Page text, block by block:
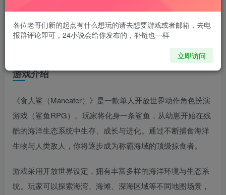
《食人鲨》Maneater 免安装中文学习版
游戏介绍
《食人鲨（Maneater）》是一款单人开放世界动作角色扮演
游戏（鲨鱼RPG）。玩家将化身一条鲨鱼，从幼崽开始在残
酷的海洋生态系统中生存、成长与进化。通过不断捕食海洋
生物与人类敌人，你将逐步成为称霸海域的顶级掠食者。
游戏采用开放世界设定，拥有丰富多样的海洋环境与生态系
统。玩家可以探索海湾、海滩、深海区域等不同地图场景，
各位老哥们新的起点有什么想玩的请去想要游戏或者邮箱，去电
报群评论即可，24小说会给你发布的，补链也一样
立即访问